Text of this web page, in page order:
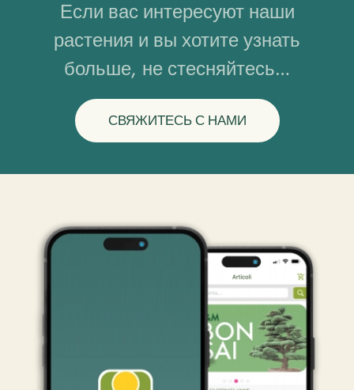
Если вас интересуют наши
растения и вы хотите узнать
больше, не стесняйтесь…
СВЯЖИТЕСЬ С НАМИ